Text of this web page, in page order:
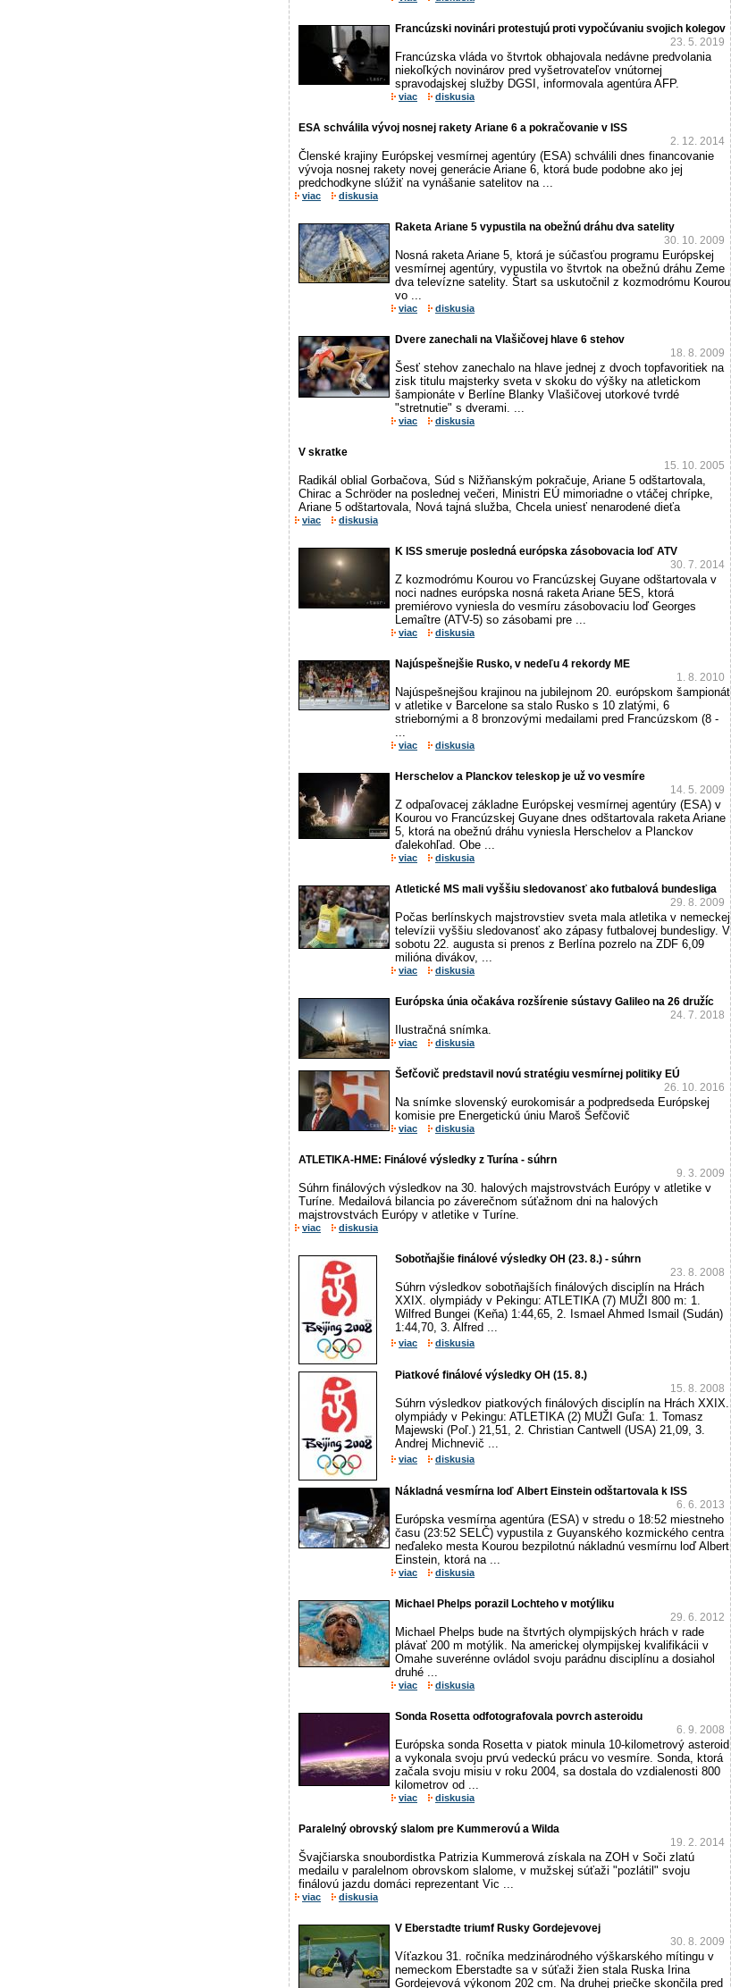
Francúzski novinári protestujú proti vypočúvaniu svojich kolegov
23. 5. 2019
Francúzska vláda vo štvrtok obhajovala nedávne predvolania
niekoľkých novinárov pred vyšetrovateľov vnútornej
spravodajskej služby DGSI, informovala agentúra AFP.
viac diskusia
ESA schválila vývoj nosnej rakety Ariane 6 a pokračovanie v ISS
2. 12. 2014
Členské krajiny Európskej vesmírnej agentúry (ESA) schválili dnes financovanie
vývoja nosnej rakety novej generácie Ariane 6, ktorá bude podobne ako jej
predchodkyne slúžiť na vynášanie satelitov na ...
viac diskusia
Raketa Ariane 5 vypustila na obežnú dráhu dva satelity
30. 10. 2009
Nosná raketa Ariane 5, ktorá je súčasťou programu Európskej
vesmírnej agentúry, vypustila vo štvrtok na obežnú dráhu Zeme
dva televízne satelity. Štart sa uskutočnil z kozmodrómu Kourou
vo ...
viac diskusia
Dvere zanechali na Vlašičovej hlave 6 stehov
18. 8. 2009
Šesť stehov zanechalo na hlave jednej z dvoch topfavoritiek na
zisk titulu majsterky sveta v skoku do výšky na atletickom
šampionáte v Berlíne Blanky Vlašičovej utorkové tvrdé
"stretnutie" s dverami. ...
viac diskusia
V skratke
15. 10. 2005
Radikál oblial Gorbačova, Súd s Nižňanským pokračuje, Ariane 5 odštartovala,
Chirac a Schröder na poslednej večeri, Ministri EÚ mimoriadne o vtáčej chrípke,
Ariane 5 odštartovala, Nová tajná služba, Chcela uniesť nenarodené dieťa
viac diskusia
K ISS smeruje posledná európska zásobovacia loď ATV
30. 7. 2014
Z kozmodrómu Kourou vo Francúzskej Guyane odštartovala v
noci nadnes európska nosná raketa Ariane 5ES, ktorá
premiérovo vyniesla do vesmíru zásobovaciu loď Georges
Lemaître (ATV-5) so zásobami pre ...
viac diskusia
Najúspešnejšie Rusko, v nedeľu 4 rekordy ME
1. 8. 2010
Najúspešnejšou krajinou na jubilejnom 20. európskom šampionát
v atletike v Barcelone sa stalo Rusko s 10 zlatými, 6
striebornými a 8 bronzovými medailami pred Francúzskom (8 -
...
viac diskusia
Herschelov a Planckov teleskop je už vo vesmíre
14. 5. 2009
Z odpaľovacej základne Európskej vesmírnej agentúry (ESA) v
Kourou vo Francúzskej Guyane dnes odštartovala raketa Ariane
5, ktorá na obežnú dráhu vyniesla Herschelov a Planckov
ďalekohľad. Obe ...
viac diskusia
Atletické MS mali vyššiu sledovanosť ako futbalová bundesliga
29. 8. 2009
Počas berlínskych majstrovstiev sveta mala atletika v nemeckej
televízii vyššiu sledovanosť ako zápasy futbalovej bundesligy. V
sobotu 22. augusta si prenos z Berlína pozrelo na ZDF 6,09
milióna divákov, ...
viac diskusia
Európska únia očakáva rozšírenie sústavy Galileo na 26 družíc
24. 7. 2018
Ilustračná snímka.
viac diskusia
Šefčovič predstavil novú stratégiu vesmírnej politiky EÚ
26. 10. 2016
Na snímke slovenský eurokomisár a podpredseda Európskej
komisie pre Energetickú úniu Maroš Šefčovič
viac diskusia
ATLETIKA-HME: Finálové výsledky z Turína - súhrn
9. 3. 2009
Súhrn finálových výsledkov na 30. halových majstrovstvách Európy v atletike v
Turíne. Medailová bilancia po záverečnom súťažnom dni na halových
majstrovstvách Európy v atletike v Turíne.
viac diskusia
Sobotňajšie finálové výsledky OH (23. 8.) - súhrn
23. 8. 2008
Súhrn výsledkov sobotňajších finálových disciplín na Hrách
XXIX. olympiády v Pekingu: ATLETIKA (7) MUŽI 800 m: 1.
Wilfred Bungei (Keňa) 1:44,65, 2. Ismael Ahmed Ismail (Sudán)
1:44,70, 3. Alfred ...
viac diskusia
Piatkové finálové výsledky OH (15. 8.)
15. 8. 2008
Súhrn výsledkov piatkových finálových disciplín na Hrách XXIX.
olympiády v Pekingu: ATLETIKA (2) MUŽI Guľa: 1. Tomasz
Majewski (Poľ.) 21,51, 2. Christian Cantwell (USA) 21,09, 3.
Andrej Michnevič ...
viac diskusia
Nákladná vesmírna loď Albert Einstein odštartovala k ISS
6. 6. 2013
Európska vesmírna agentúra (ESA) v stredu o 18:52 miestneho
času (23:52 SELČ) vypustila z Guyanského kozmického centra
neďaleko mesta Kourou bezpilotnú nákladnú vesmírnu loď Albert
Einstein, ktorá na ...
viac diskusia
Michael Phelps porazil Lochteho v motýliku
29. 6. 2012
Michael Phelps bude na štvrtých olympijských hrách v rade
plávať 200 m motýlik. Na americkej olympijskej kvalifikácii v
Omahe suverénne ovládol svoju parádnu disciplínu a dosiahol
druhé ...
viac diskusia
Sonda Rosetta odfotografovala povrch asteroidu
6. 9. 2008
Európska sonda Rosetta v piatok minula 10-kilometrový asteroid
a vykonala svoju prvú vedeckú prácu vo vesmíre. Sonda, ktorá
začala svoju misiu v roku 2004, sa dostala do vzdialenosti 800
kilometrov od ...
viac diskusia
Paralelný obrovský slalom pre Kummerovú a Wilda
19. 2. 2014
Švajčiarska snoubordistka Patrizia Kummerová získala na ZOH v Soči zlatú
medailu v paralelnom obrovskom slalome, v mužskej súťaži "pozlátil" svoju
finálovú jazdu domáci reprezentant Vic ...
viac diskusia
V Eberstadte triumf Rusky Gordejevovej
30. 8. 2009
Víťazkou 31. ročníka medzinárodného výškarského mítingu v
nemeckom Eberstadte sa v súťaži žien stala Ruska Irina
Gordejevová výkonom 202 cm. Na druhej priečke skončila pred